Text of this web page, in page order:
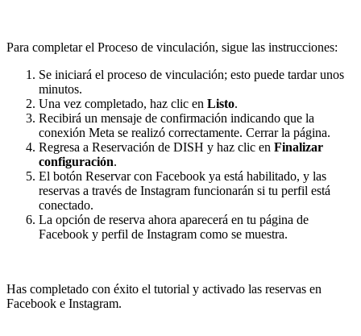
Para completar el Proceso de vinculación, sigue las instrucciones:
Se iniciará el proceso de vinculación; esto puede tardar unos
minutos.
Una vez completado, haz clic en Listo.
Recibirá un mensaje de confirmación indicando que la
conexión Meta se realizó correctamente. Cerrar la página.
Regresa a Reservación de DISH y haz clic en Finalizar
configuración.
El botón Reservar con Facebook ya está habilitado, y las
reservas a través de Instagram funcionarán si tu perfil está
conectado.
La opción de reserva ahora aparecerá en tu página de
Facebook y perfil de Instagram como se muestra.
Has completado con éxito el tutorial y activado las reservas en
Facebook e Instagram.